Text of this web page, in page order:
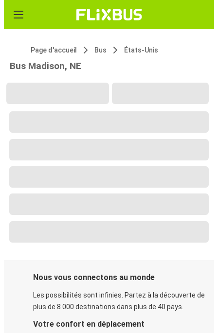
Page d'accueil Bus États-Unis
Bus Madison, NE
Nous vous connectons au monde
Les possibilités sont infinies. Partez à la découverte de
plus de 8 000 destinations dans plus de 40 pays.
Votre confort en déplacement